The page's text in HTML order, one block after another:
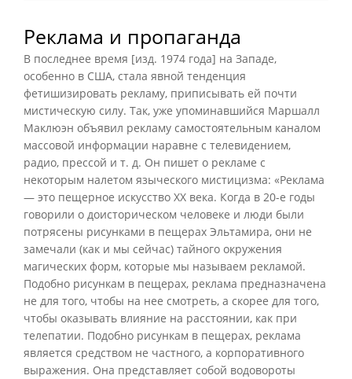
Реклама и пропаганда
В последнее время [изд. 1974 года] на Западе,
особенно в США, стала явной тенденция
фетишизировать рекламу, приписывать ей почти
мистическую силу. Так, уже упоминавшийся Маршалл
Маклюэн объявил рекламу самостоятельным каналом
массовой информации наравне с телевидением,
радио, прессой и т. д. Он пишет о рекламе с
некоторым налетом языческого мистицизма: «Реклама
— это пещерное искусство XX века. Когда в 20-е годы
говорили о доисторическом человеке и люди были
потрясены рисунками в пещерах Эльтамира, они не
замечали (как и мы сейчас) тайного окружения
магических форм, которые мы называем рекламой.
Подобно рисункам в пещерах, реклама предназначена
не для того, чтобы на нее смотреть, а скорее для того,
чтобы оказывать влияние на расстоянии, как при
телепатии. Подобно рисункам в пещерах, реклама
является средством не частного, а корпоративного
выражения. Она представляет собой водовороты